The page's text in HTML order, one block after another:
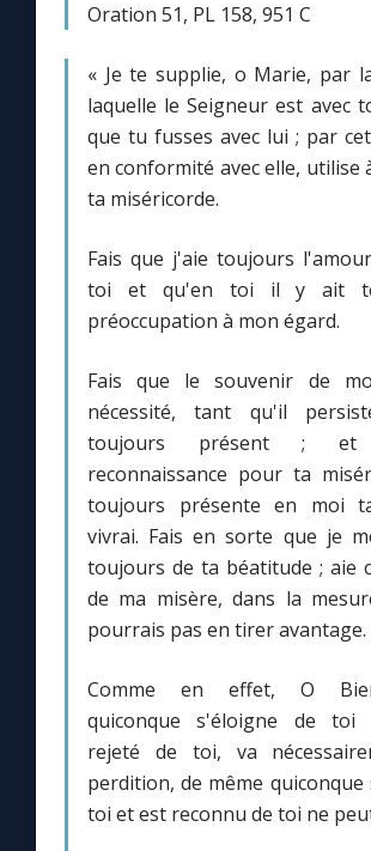
Oration 51, PL 158, 951 C
« Je te supplie, o Marie, par
laquelle le Seigneur est avec
que tu fusses avec lui ; par
en conformité avec elle, utilise
ta miséricorde.
Fais que j'aie toujours
toi et qu'en toi il y ait
préoccupation à mon égard.
Fais que le souvenir de
nécessité, tant qu'il
toujours présent ;
reconnaissance pour ta
toujours présente en moi
vivrai. Fais en sorte que je
toujours de ta béatitude ; aie
de ma misère, dans la
pourrais pas en tirer avantage.
Comme en effet, O
quiconque s'éloigne de toi
rejeté de toi, va
perdition, de même quiconque
toi et est reconnu de toi ne